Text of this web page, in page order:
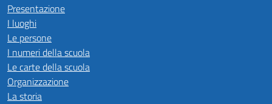
Presentazione
I luoghi
Le persone
I numeri della scuola
Le carte della scuola
Organizzazione
La storia